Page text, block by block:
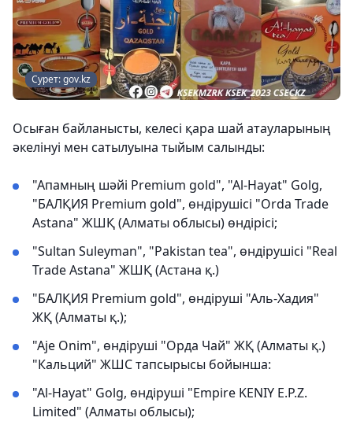
Сурет: gov.kz
Осыған байланысты, келесі қара шай атауларының
әкелінуі мен сатылуына тыйым салынды:
"Апамның шәйі Premium gold", "Al-Hayat" Golg,
"БАЛҚИЯ Premium gold", өндірушісі "Orda Trade
Astana" ЖШҚ (Алматы облысы) өндірісі;
"Sultan Suleyman", "Pakistan tea", өндірушісі "Real
Trade Astana" ЖШҚ (Астана қ.)
"БАЛҚИЯ Premium gold", өндіруші "Аль-Хадия"
ЖҚ (Алматы қ.);
"Aje Onim", өндіруші "Орда Чай" ЖҚ (Алматы қ.)
"Кальций" ЖШС тапсырысы бойынша:
"Al-Hayat" Golg, өндіруші "Empire KENIY E.P.Z.
Limited" (Алматы облысы);